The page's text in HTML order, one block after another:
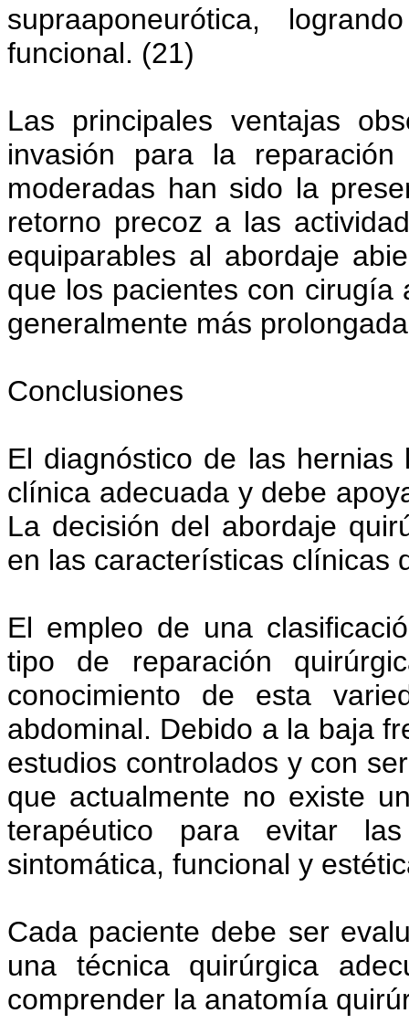
supraaponeurótica,
funcional. (21)
Las principales ventajas
invasión para la
moderadas han sido la
retorno precoz a las
equiparables al abordaje
que los pacientes con cirugía
generalmente más
Conclusiones
El diagnóstico de las
clínica adecuada y debe
La decisión del abordaje
en las características clínicas
El empleo de una
tipo de reparación
conocimiento de esta
abdominal. Debido a la baja
estudios controlados y con
que actualmente no existe
terapéutico para evitar
sintomática, funcional y
Cada paciente debe ser
una técnica quirúrgica
comprender la anatomía